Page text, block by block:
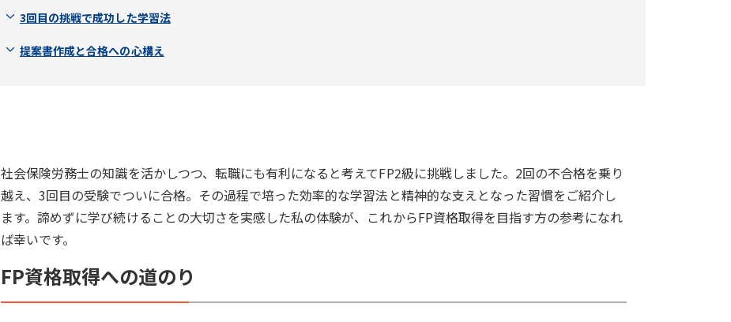
3回目の挑戦で成功した学習法
提案書作成と合格への心構え
社会保険労務士の知識を活かしつつ、転職にも有利になると考えてFP2級に挑戦しました。2回の不合格を乗り
越え、3回目の受験でついに合格。その過程で培った効率的な学習法と精神的な支えとなった習慣をご紹介し
ます。諦めずに学び続けることの大切さを実感した私の体験が、これからFP資格取得を目指す方の参考になれ
ば幸いです。
FP資格取得への道のり